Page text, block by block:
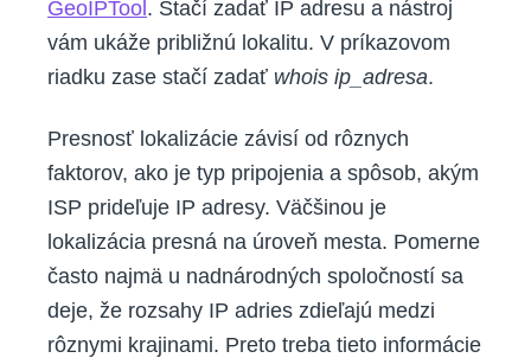
GeoIPTool . Stačí zadať IP adresu a nástroj
vám ukáže približnú lokalitu. V príkazovom
riadku zase stačí zadať whois ip_adresa.
Presnosť lokalizácie závisí od rôznych
faktorov, ako je typ pripojenia a spôsob, akým
ISP prideľuje IP adresy. Väčšinou je
lokalizácia presná na úroveň mesta. Pomerne
často najmä u nadnárodných spoločností sa
deje, že rozsahy IP adries zdieľajú medzi
rôznymi krajinami. Preto treba tieto informácie